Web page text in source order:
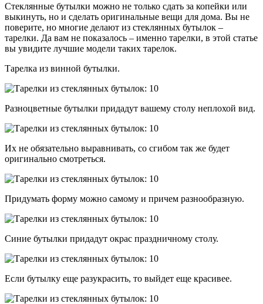
Стеклянные бутылки можно не только сдать за копейки или
выкинуть, но и сделать оригинальные вещи для дома. Вы не
поверите, но многие делают из стеклянных бутылок –
тарелки. Да вам не показалось – именно тарелки, в этой статье
вы увидите лучшие модели таких тарелок.
Тарелка из винной бутылки.
Разноцветные бутылки придадут вашему столу неплохой вид.
Их не обязательно выравнивать, со сгибом так же будет
оригинально смотреться.
Придумать форму можно самому и причем разнообразную.
Синие бутылки придадут окрас праздничному столу.
Если бутылку еще разукрасить, то выйдет еще красивее.